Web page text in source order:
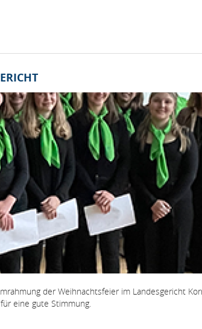
der Weihnachtsfeier im Landesgericht
eine gute Stimmung.